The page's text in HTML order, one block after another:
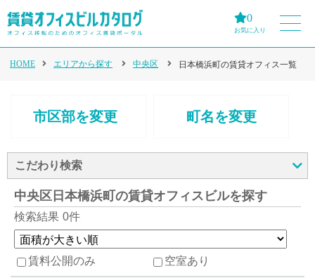
0
お気に入り
HOME エリアから探す 中央区 日本橋浜町の賃貸オフィス一覧
市区部を変更 町名を変更
こだわり検索
中央区日本橋浜町の賃貸オフィスビルを探す
検索結果 0件
賃料公開のみ 空室あり